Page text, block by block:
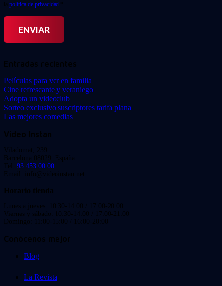
la política de privacidad. *
Entradas recientes
Películas para ver en familia
Cine refrescante y veraniego
Adopta un videoclub
Sorteo exclusivo suscriptores tarifa plana
Las mejores comedias
Video Instan
Viladomat, 239
Barcelona 08029. España.
Tel: 93 453 00 00
Email: info@videoinstan.net
Horario tienda
Lunes a jueves: 10:30-14:00 / 17:00-20:00
Viernes y sábado: 10:30-14:00 / 17:00-21:00
Domingo: 11:00-15:00 / 16:00-20:00
Conócenos mejor
Blog
La Revista